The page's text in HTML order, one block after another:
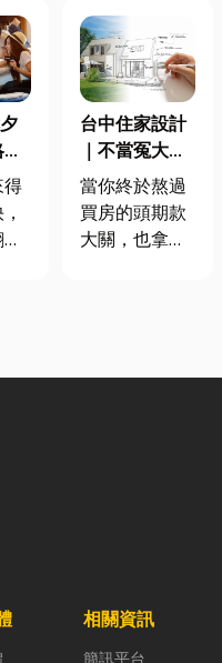
得
七
台中住家設計
｜不當冤大
頭！教你新家
該如何聰明裝
潢！
當你終於熬過
買房的頭期款
大關，也拿到
經浮現各種美
等一下！在踩
相關資訊
簡訊平台